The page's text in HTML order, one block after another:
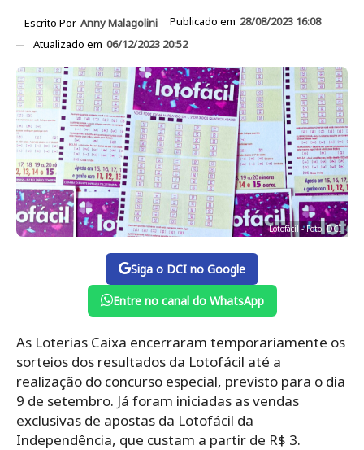
Escrito Por Anny Malagolini Publicado em 28/08/2023 16:08
Atualizado em 06/12/2023 20:52
Lotofácil - Foto: DCI
Siga o DCI no Google
Entre no canal do WhatsApp
As Loterias Caixa encerraram temporariamente os
sorteios dos resultados da Lotofácil até a
realização do concurso especial, previsto para o dia
9 de setembro. Já foram iniciadas as vendas
exclusivas de apostas da Lotofácil da
Independência, que custam a partir de R$ 3.